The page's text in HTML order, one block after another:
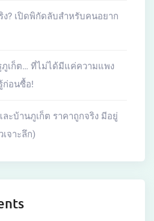
ง? เปิดพิกัดลับสำหรับคนอยาก
เก็ต… ที่ไม่ได้มีแค่ความแพง
ก่อนซื้อ!
ะบ้านภูเก็ต ราคาถูกจริง มีอยู่
จาะลึก)